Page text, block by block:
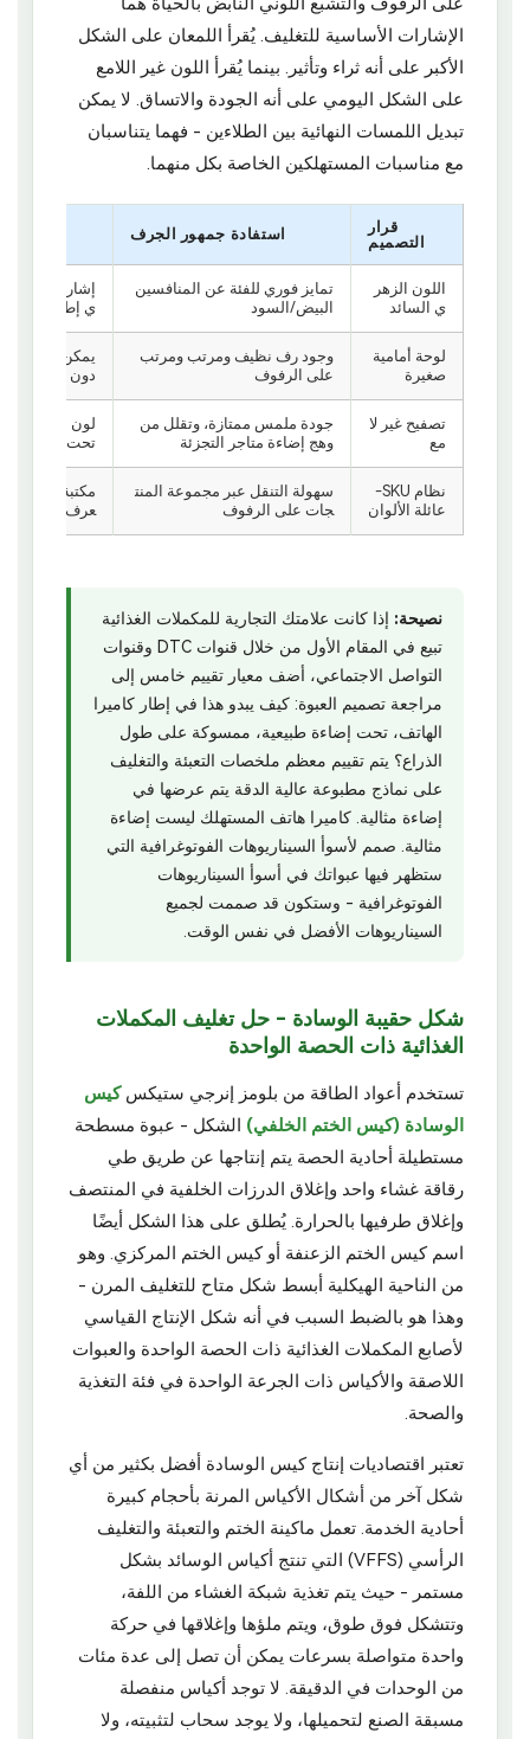
الإشارات الأساسية للتغليف. يُقرأ اللمعان على الشكل
الأكبر على أنه ثراء وتأثير. بينما يُقرأ اللون غير اللامع
على الشكل اليومي على أنه الجودة والاتساق. لا يمكن
تبديل اللمسات النهائية بين الطلاءين - فهما يتناسبان
مع مناسبات المستهلكين الخاصة بكل منهما.
قرار
التصميم
استفادة جمهور الجرف
اللون الزهر
ي السائد
تمايز فوري للفئة عن المنافسين
البيض/السود
إشارة علامة
ي إطار فيديو
لوحة أمامية
صغيرة
وجود رف نظيف ومرتب ومرتب
على الرفوف
يمكن قراءتها
دون تكبيرها
تصفيح غير لا
مع
جودة ملمس ممتازة، وتقلل من
وهج إضاءة متاجر التجزئة
لون متناسق
تحت أي إضاءة
نظام SKU-
عائلة الألوان
سهولة التنقل عبر مجموعة المنت
جات على الرفوف
مكتبة مرئية
عرف على
نصيحة: إذا كانت علامتك التجارية للمكملات الغذائية
تبيع في المقام الأول من خلال قنوات DTC وقنوات
التواصل الاجتماعي، أضف معيار تقييم خامس إلى
مراجعة تصميم العبوة: كيف يبدو هذا في إطار كاميرا
الهاتف، تحت إضاءة طبيعية، ممسوكة على طول
الذراع؟ يتم تقييم معظم ملخصات التعبئة والتغليف
على نماذج مطبوعة عالية الدقة يتم عرضها في
إضاءة مثالية. كاميرا هاتف المستهلك ليست إضاءة
مثالية. صمم لأسوأ السيناريوهات الفوتوغرافية التي
ستظهر فيها عبواتك في أسوأ السيناريوهات
الفوتوغرافية - وستكون قد صممت لجميع
السيناريوهات الأفضل في نفس الوقت.
شكل حقيبة الوسادة - حل تغليف المكملات
الغذائية ذات الحصة الواحدة
تستخدم أعواد الطاقة من بلومز إنرجي ستيكس كيس
الوسادة (كيس الختم الخلفي) الشكل - عبوة مسطحة
مستطيلة أحادية الحصة يتم إنتاجها عن طريق طي
رقاقة غشاء واحد وإغلاق الدرزات الخلفية في المنتصف
وإغلاق طرفيها بالحرارة. يُطلق على هذا الشكل أيضًا
اسم كيس الختم الزعنفة أو كيس الختم المركزي. وهو
من الناحية الهيكلية أبسط شكل متاح للتغليف المرن -
وهذا هو بالضبط السبب في أنه شكل الإنتاج القياسي
لأصابع المكملات الغذائية ذات الحصة الواحدة والعبوات
اللاصقة والأكياس ذات الجرعة الواحدة في فئة التغذية
والصحة.
تعتبر اقتصاديات إنتاج كيس الوسادة أفضل بكثير من أي
شكل آخر من أشكال الأكياس المرنة بأحجام كبيرة
أحادية الخدمة. تعمل ماكينة الختم والتعبئة والتغليف
الرأسي (VFFS) التي تنتج أكياس الوسائد بشكل
مستمر - حيث يتم تغذية شبكة الغشاء من اللفة،
وتتشكل فوق طوق، ويتم ملؤها وإغلاقها في حركة
واحدة متواصلة بسرعات يمكن أن تصل إلى عدة مئات
من الوحدات في الدقيقة. لا توجد أكياس منفصلة
مسبقة الصنع لتحميلها، ولا يوجد سحاب لتثبيته، ولا